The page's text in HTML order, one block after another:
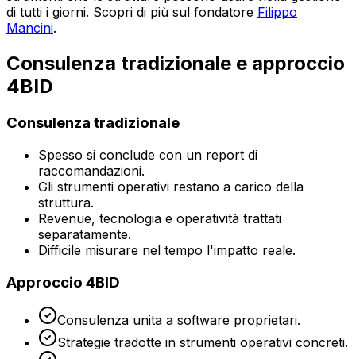
di tutti i giorni. Scopri di più sul fondatore Filippo
Mancini.
Consulenza tradizionale e approccio
4BID
Consulenza tradizionale
Spesso si conclude con un report di
raccomandazioni.
Gli strumenti operativi restano a carico della
struttura.
Revenue, tecnologia e operatività trattati
separatamente.
Difficile misurare nel tempo l'impatto reale.
Approccio 4BID
Consulenza unita a software proprietari.
Strategie tradotte in strumenti operativi concreti.